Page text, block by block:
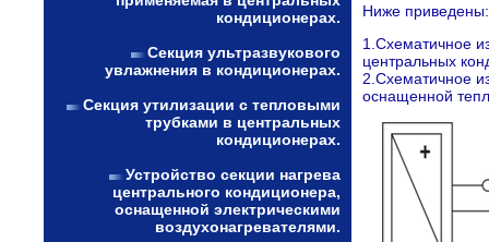
кондиционерах.
Секция ультразвукового
увлажнения в кондиционерах.
Секция утилизации с тепловыми
трубками в центральных
кондиционерах.
Устройство секции нагрева
центрального кондиционера,
оснащенной электрическими
воздухонагревателями.
Ниже приведены:
1.Схематичное
центральных
2.Схематичное
оснащенной